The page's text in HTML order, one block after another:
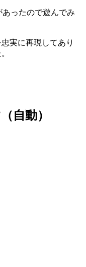
あったので遊んでみ
実に再現してあり
自動）